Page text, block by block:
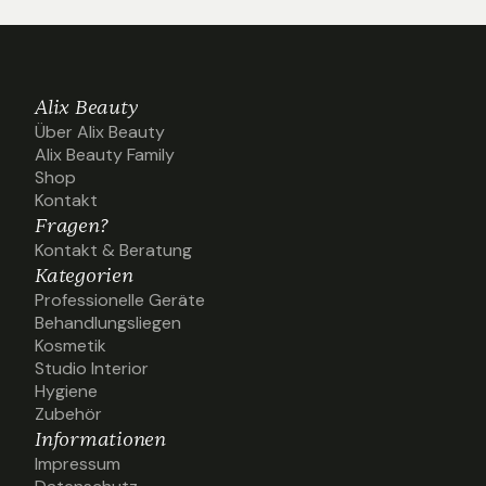
Alix Beauty
Über Alix Beauty
Über Alix Beauty
Alix Beauty Family
Alix Beauty Family
Shop
Shop
Kontakt
Kontakt
Fragen?
Kontakt & Beratung
Kontakt & Beratung
Kategorien
Professionelle Geräte
Professionelle Geräte
Behandlungsliegen
Behandlungsliegen
Kosmetik
Kosmetik
Studio Interior
Studio Interior
Hygiene
Hygiene
Zubehör
Zubehör
Informationen
Impressum